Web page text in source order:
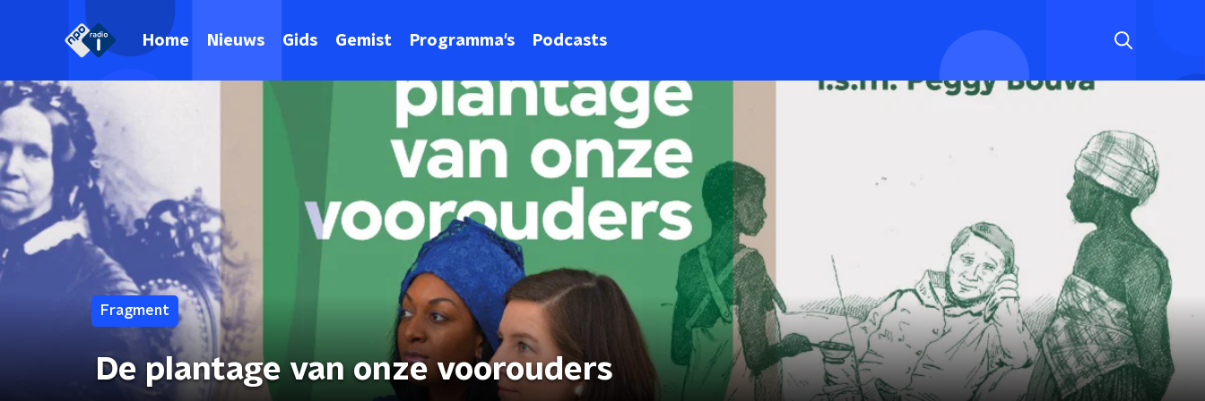
Home Nieuws Gids Gemist Programma's Podcasts
Fragment
De plantage van onze voorouders